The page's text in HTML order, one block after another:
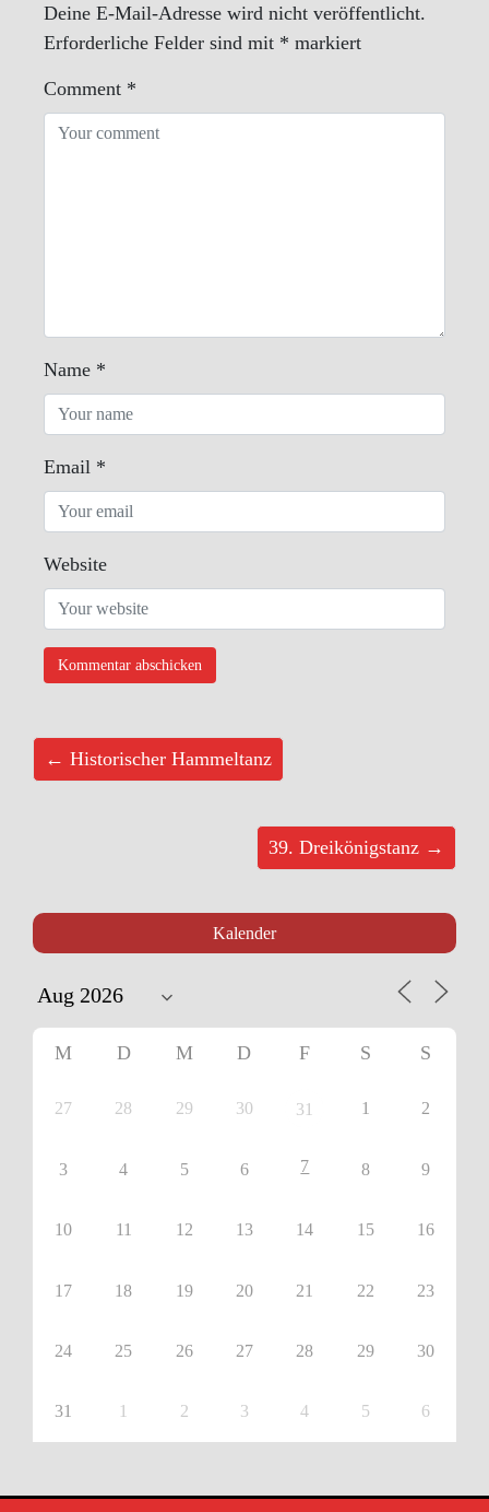
Deine E-Mail-Adresse wird nicht veröffentlicht.
Erforderliche Felder sind mit * markiert
Comment *
Name *
Email *
Website
← Historischer Hammeltanz
39. Dreikönigstanz →
Kalender
M D M D F S S
27 28 29 30 31 1 2
3 4 5 6 7 8 9
10 11 12 13 14 15 16
17 18 19 20 21 22 23
24 25 26 27 28 29 30
31 1 2 3 4 5 6